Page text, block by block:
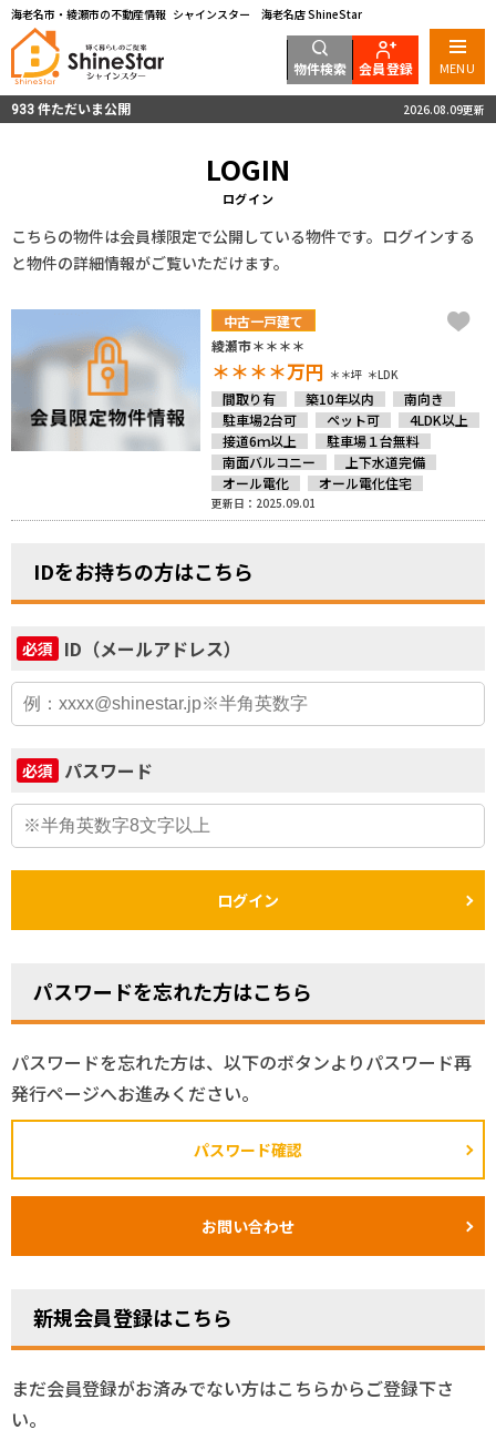
海老名市・綾瀬市の不動産情報 シャインスター 海老名店 ShineStar
物件検索 会員登録 MENU
933 件ただいま公開 2026.08.09更新
LOGIN
ログイン
こちらの物件は会員様限定で公開している物件です。ログインする
と物件の詳細情報がご覧いただけます。
中古一戸建て
綾瀬市＊＊＊＊
＊＊＊＊万円 ＊＊坪 ＊LDK
間取り有 築10年以内
南向き
駐車場2台可
ペット可
4LDK以上
接道6ｍ以上
駐車場１台無料
南面バルコニー
上下水道完備
オール電化
オール電化住宅
更新日：2025.09.01
IDをお持ちの方はこちら
必須 ID（メールアドレス）
必須 パスワード
ログイン
新規会員登録はこちら
まだ会員登録がお済みでない方はこちらからご登録下さ
い。
パスワードを忘れた方はこちら
パスワードを忘れた方は、以下のボタンよりパスワード再
発行ページへお進みください。
パスワード確認
お問い合わせ